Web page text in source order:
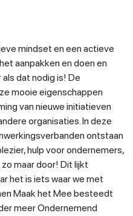
mindset en een actieve
aanpakken en doen en
dat nodig is! De
mooie eigenschappen
van nieuwe initiatieven
organisaties. In deze
ontstaan
hulp voor ondernemers,
maar door! Dit lijkt
het is iets waar we met
Maak het Mee besteedt
meer Ondernemend